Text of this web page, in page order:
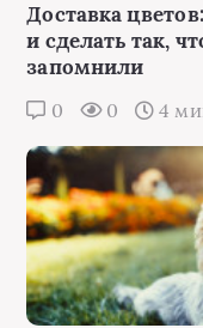
Доставка
и сделать так,
запомнили
0 0 4